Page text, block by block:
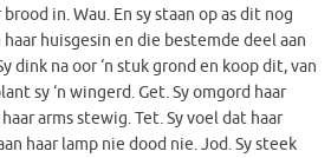
in. Wau. En sy staan op as dit nog
haar huisgesin en die bestemde deel aan
dink na oor ‘n stuk grond en koop dit, van
sy ‘n wingerd. Get. Sy omgord haar
arms stewig. Tet. Sy voel dat haar
haar lamp nie dood nie. Jod. Sy steek